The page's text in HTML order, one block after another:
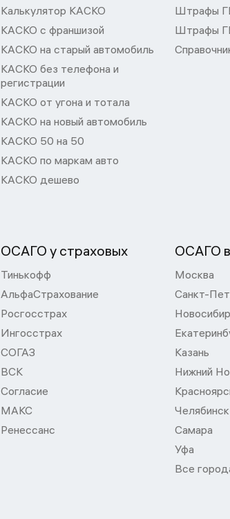
Калькулятор КАСКО
КАСКО с франшизой
КАСКО на старый автомобиль
КАСКО без телефона и
регистрации
КАСКО от угона и тотала
КАСКО на новый автомобиль
КАСКО 50 на 50
КАСКО по маркам авто
КАСКО дешево
Штрафы
Штрафы
ОСАГО у страховых
Тинькофф
АльфаСтрахование
Росгосстрах
Ингосстрах
СОГАЗ
ВСК
Согласие
МАКС
Ренессанс
ОСАГО
Москва
Санкт-
Казань
Нижний
Челябинск
Самара
Уфа
Все